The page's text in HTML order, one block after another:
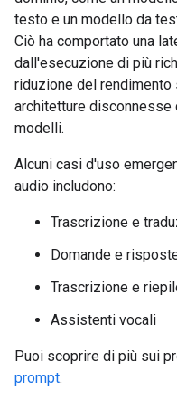
testo e un modello da
Ciò ha comportato una
dall'esecuzione di più
riduzione del
architetture disconnesse
modelli.
Alcuni casi d'uso
audio includono:
Trascrizione e
Domande e
Trascrizione e
Assistenti vocali
Puoi scoprire di più sui
prompt.